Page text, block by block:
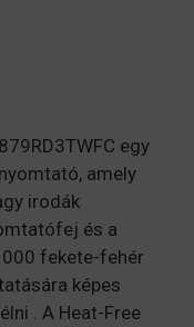
egy
amely
irodák
és a
000 fekete-fehér
képes
. A Heat-Free